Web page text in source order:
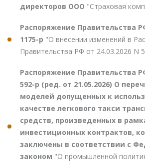
директоров ООО "Страховая
Распоряжение Правительства
1175-р "О внесении изменений в
Правительства РФ от 24.03.2026 N
Распоряжение Правительства
592-р (ред. от 21.05.2026) О
моделей допущенных к
качестве легкового такси
средств, произведенных в
инвестиционных контрактов,
заключены в соответствии с
законом "О промышленной